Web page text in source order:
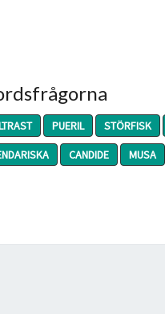
PUERIL STÖRFISK
CANDIDE MUSA